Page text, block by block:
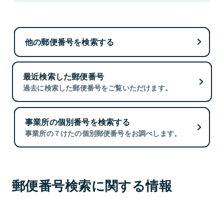
他の郵便番号を検索する
最近検索した郵便番号
過去に検索した郵便番号をご覧いただけます。
事業所の個別番号を検索する
事業所の７けたの個別郵便番号をお調べします。
郵便番号検索に関する情報